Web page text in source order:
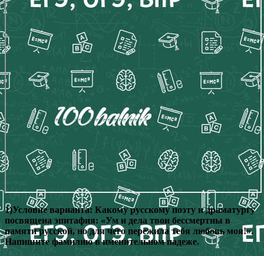
1)Условие варианта: Какому русскому поэту и драматургу
посвящена эпитафия: «Ум и дела твои бессмертны в
памяти русской, но для чего пережила тебя любовь моя!».
Напишите фамилию в именительном падеже.